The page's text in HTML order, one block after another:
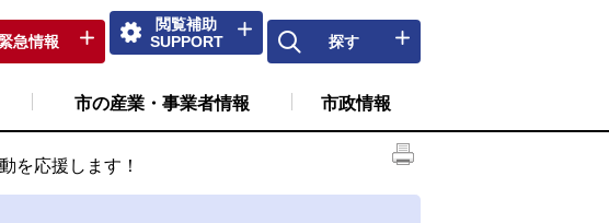
急情報
閲覧補助
SUPPORT
探す
市の産業・事業者情報 市政情報
を応援します！